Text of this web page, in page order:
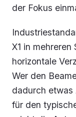
der Fokus
X1 in
horizontale
Wer den
dadurch
für den